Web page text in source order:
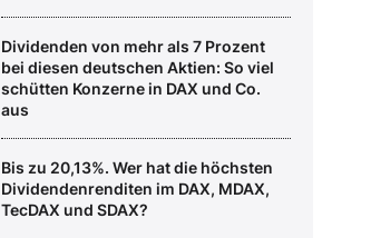
Dividenden von mehr als 7 Prozent
bei diesen deutschen Aktien: So viel
schütten Konzerne in DAX und Co.
aus
Bis zu 20,13%. Wer hat die höchsten
Dividendenrenditen im DAX, MDAX,
TecDAX und SDAX?